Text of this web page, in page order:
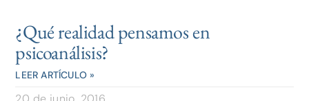
¿Qué realidad pensamos en
psicoanálisis?
LEER ARTÍCULO »